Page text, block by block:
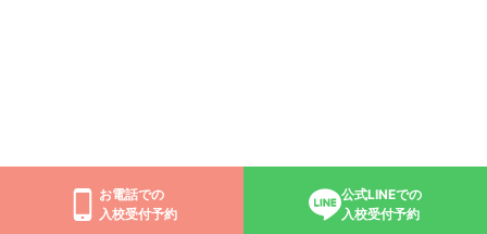
お電話での
入校受付予約
公式LINEでの
入校受付予約